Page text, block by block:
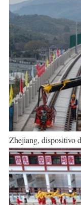
Zhejiang, dispositivo